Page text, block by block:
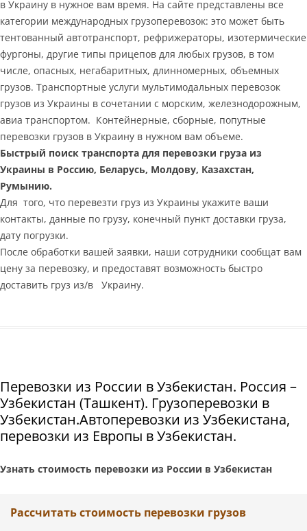
в Украину в нужное вам время. На сайте представлены все
категории международных грузоперевозок: это может быть
тентованный автотранспорт, рефрижераторы, изотермические
фургоны, другие типы прицепов для любых грузов, в том
числе, опасных, негабаритных, длинномерных, объемных
грузов. Транспортные услуги мультимодальных перевозок
грузов из Украины в сочетании с морским, железнодорожным,
авиа транспортом. Контейнерные, сборные, попутные
перевозки грузов в Украину в нужном вам объеме.
Быстрый поиск транспорта для перевозки груза из
Украины в Россию, Беларусь, Молдову, Казахстан,
Румынию.
Для того, что перевезти груз из Украины укажите ваши
контакты, данные по грузу, конечный пункт доставки груза,
дату погрузки.
После обработки вашей заявки, наши сотрудники сообщат вам
цену за перевозку, и предоставят возможность быстро
доставить груз из/в Украину.
Перевозки из России в Узбекистан. Россия –
Узбекистан (Ташкент). Грузоперевозки в
Узбекистан.Автоперевозки из Узбекистана,
перевозки из Европы в Узбекистан.
Узнать стоимость перевозки из России в Узбекистан
Рассчитать стоимость перевозки грузов